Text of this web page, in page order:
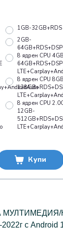
1GB-32GB+RDS
2GB-
8 ядрен CPU
8 ядрен CPU
8 ядрен CPU
12GB-
Купи
с Аndroid